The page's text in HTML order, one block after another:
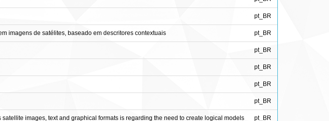
pt_BR
imagens de satélites, baseado em descritores contextuais pt_BR
pt_BR
pt_BR
pt_BR
pt_BR
images, text and graphical formats is regarding the need to create logical models
pt_BR